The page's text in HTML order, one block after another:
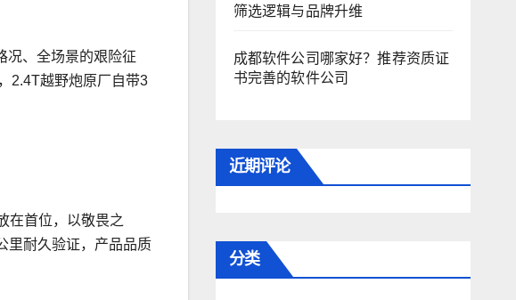
况、全场景的艰险征
2.4T越野炮原厂自带3
在首位，以敬畏之
里耐久验证，产品品质
筛选逻辑与品牌升维
成都软件公司哪家好？推荐资质证
书完善的软件公司
近期评论
分类